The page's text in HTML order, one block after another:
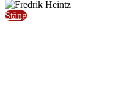
Stäng